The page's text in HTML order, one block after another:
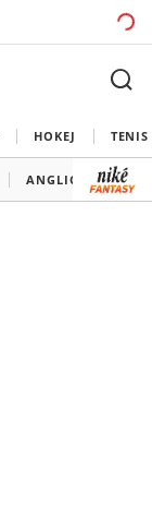
HOKEJ TENIS
ANGLICKO